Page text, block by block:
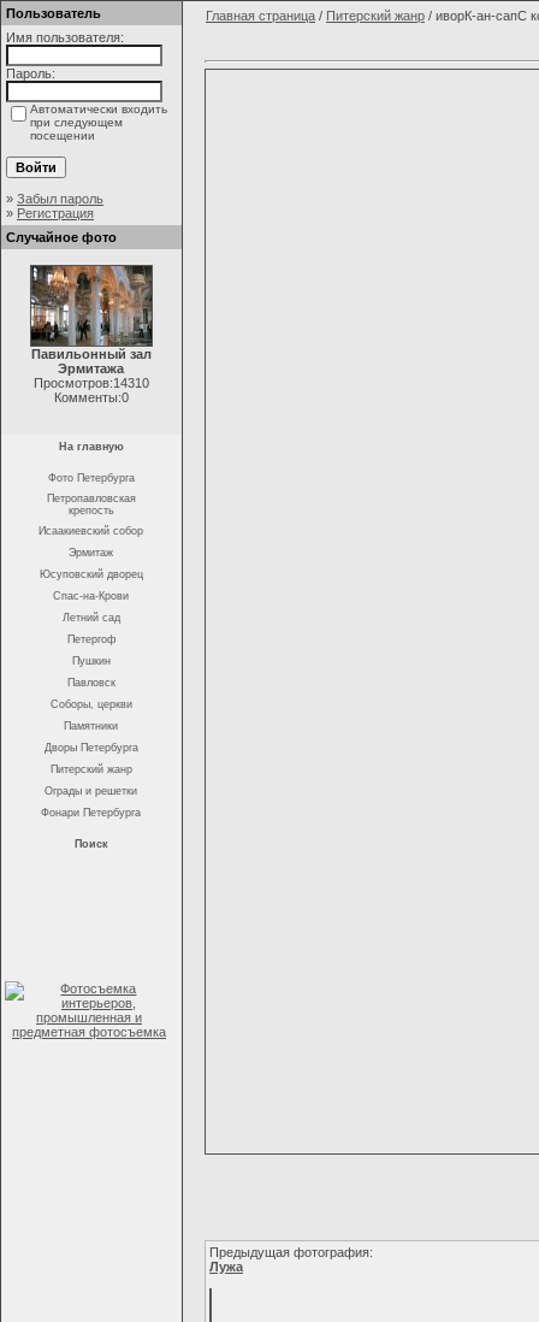
Пользователь
Имя пользователя:
Пароль:
Автоматически входить
при следующем
посещении
» Забыл пароль
» Регистрация
Случайное фото
Павильонный зал
Эрмитажа
Просмотров:14310
Комменты:0
На главную
Фото Петербурга
Петропавловская
крепость
Исаакиевский собор
Эрмитаж
Юсуповский дворец
Спас-на-Крови
Летний сад
Петергоф
Пушкин
Павловск
Соборы, церкви
Памятники
Дворы Петербурга
Питерский жанр
Ограды и решетки
Фонари Петербурга
Поиск
Главная страница / Питерский жанр / иворК-ан-сапС
Предыдущая фотография:
Лужа